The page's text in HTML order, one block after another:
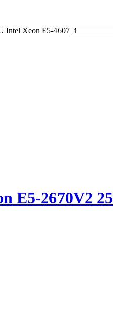
Intel Xeon E5-4607
E5-2670V2